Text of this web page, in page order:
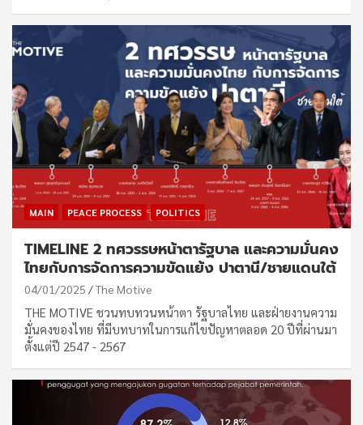
MAIN PEACE PROCESS POLITICS
TIMELINE 2 ทศวรรษหน้าตารัฐบาล และความมั่นคง
ไทยกับการจัดการความขัดแย้ง ปาตานี/ชายแดนใต้
04/01/2025 The Motive
THE MOTIVE ชวนทบทวนหน้าตา รัฐบาลไทย และฝ่ายงานความ
มั่นคงของไทย ที่มีบทบาทในการแก้ไขปัญหาตลอด 20 ปีที่ผ่านมา
ตั้งแต่ปี 2547 - 2567